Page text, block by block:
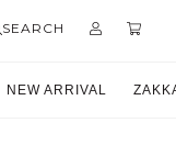
SEARCH
NEW ARRIVAL